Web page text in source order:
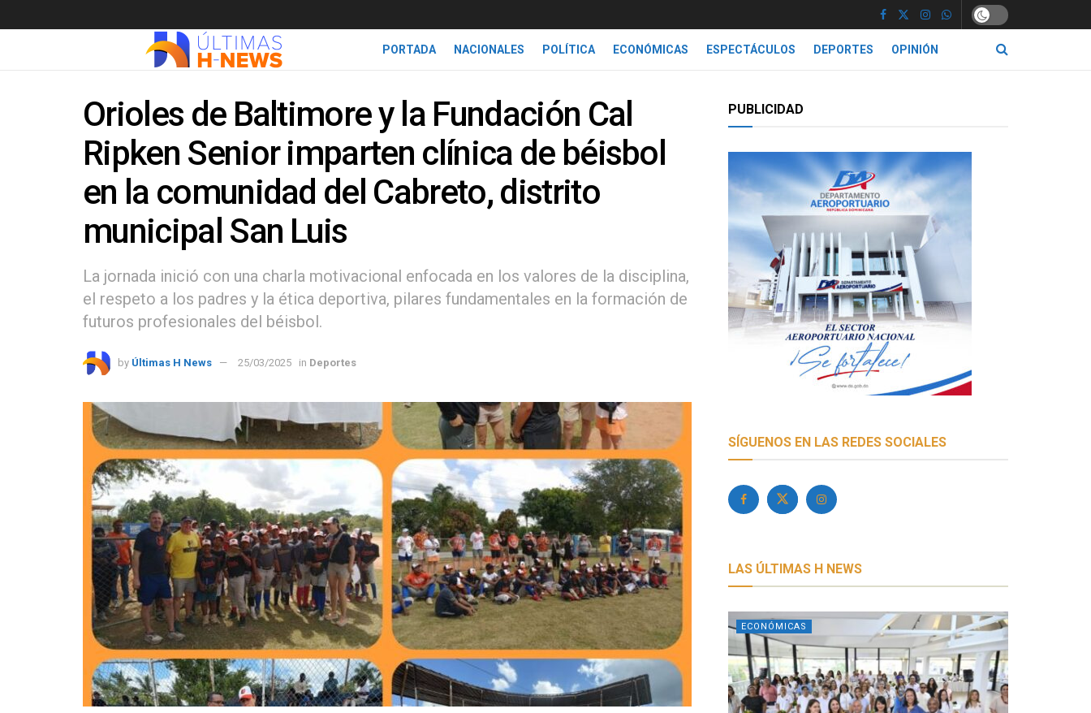
PORTADA NACIONALES POLÍTICA ECONÓMICAS ESPECTÁCULOS DEPORTES OPINIÓN
Orioles de Baltimore y la Fundación Cal
Ripken Senior imparten clínica de béisbol
en la comunidad del Cabreto, distrito
municipal San Luis
La jornada inició con una charla motivacional enfocada en los valores de la disciplina,
el respeto a los padres y la ética deportiva, pilares fundamentales en la formación de
futuros profesionales del béisbol.
by Últimas H News 25/03/2025 in Deportes
PUBLICIDAD
SÍGUENOS EN LAS REDES SOCIALES
LAS ÚLTIMAS H NEWS
ECONÓMICAS